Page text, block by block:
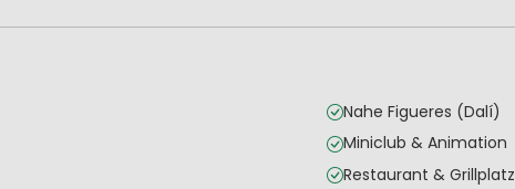
Nahe Figueres (Dalí)
Miniclub & Animation
Restaurant & Grillplatz